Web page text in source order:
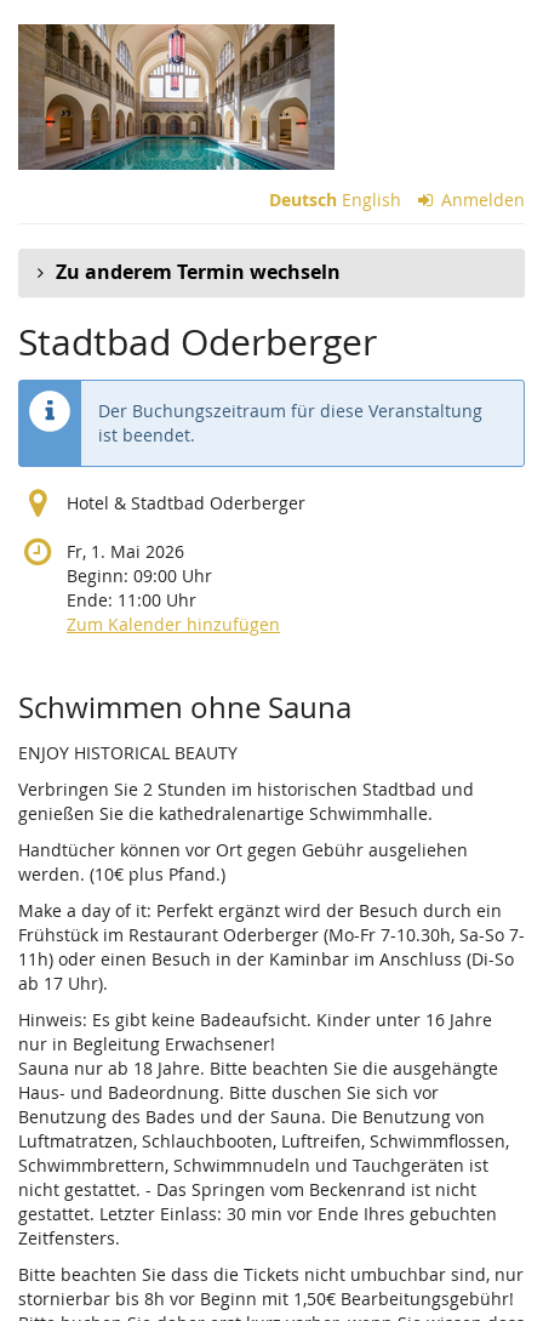
Zum
Haupt-
Inhalt
springen
Deutsch English Anmelden
Zu anderem Termin wechseln
Stadtbad Oderberger
Der Buchungszeitraum für diese Veranstaltung
ist beendet.
Hotel & Stadtbad Oderberger
Fr, 1. Mai 2026
Beginn: 09:00 Uhr
Ende: 11:00 Uhr
Zum Kalender hinzufügen
Produkte
Schwimmen ohne Sauna
ENJOY HISTORICAL BEAUTY
Verbringen Sie 2 Stunden im historischen Stadtbad und
genießen Sie die kathedralenartige Schwimmhalle.
Handtücher können vor Ort gegen Gebühr ausgeliehen
werden. (10€ plus Pfand.)
Make a day of it: Perfekt ergänzt wird der Besuch durch ein
Frühstück im Restaurant Oderberger (Mo-Fr 7-10.30h, Sa-So 7-
11h) oder einen Besuch in der Kaminbar im Anschluss (Di-So
ab 17 Uhr).
Hinweis: Es gibt keine Badeaufsicht. Kinder unter 16 Jahre
nur in Begleitung Erwachsener!
Sauna nur ab 18 Jahre. Bitte beachten Sie die ausgehängte
Haus- und Badeordnung. Bitte duschen Sie sich vor
Benutzung des Bades und der Sauna. Die Benutzung von
Luftmatratzen, Schlauchbooten, Luftreifen, Schwimmflossen,
Schwimmbrettern, Schwimmnudeln und Tauchgeräten ist
nicht gestattet. - Das Springen vom Beckenrand ist nicht
gestattet. Letzter Einlass: 30 min vor Ende Ihres gebuchten
Zeitfensters.
Bitte beachten Sie dass die Tickets nicht umbuchbar sind, nur
stornierbar bis 8h vor Beginn mit 1,50€ Bearbeitungsgebühr!